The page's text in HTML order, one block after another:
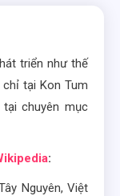
triển như thế
tại Kon Tum
chuyên mục
:
Nguyên, Việt